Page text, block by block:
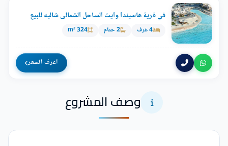
في قرية هاسيندا وايت الساحل الشمالى شاليه للبيع
4 غرف 2 حمام 324 m²
اعرف السعر
وصف المشروع